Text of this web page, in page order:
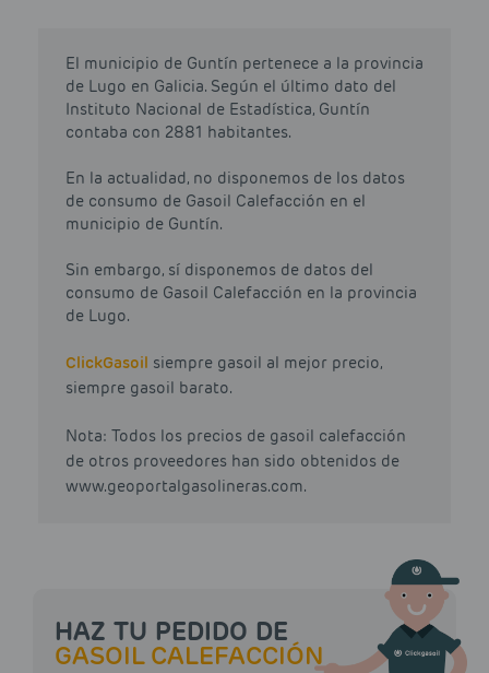
El municipio de Guntín pertenece a la provincia
de Lugo en Galicia. Según el último dato del
Instituto Nacional de Estadística, Guntín
contaba con 2881 habitantes.
En la actualidad, no disponemos de los datos
de consumo de Gasoil Calefacción en el
municipio de Guntín.
Sin embargo, sí disponemos de datos del
consumo de Gasoil Calefacción en la provincia
de Lugo.
ClickGasoil siempre gasoil al mejor precio,
siempre gasoil barato.
Nota: Todos los precios de gasoil calefacción
de otros proveedores han sido obtenidos de
www.geoportalgasolineras.com.
HAZ TU PEDIDO DE
GASOIL CALEFACCIÓN